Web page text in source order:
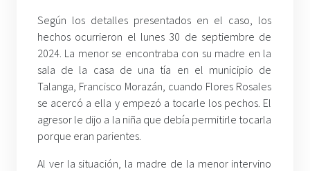
Según los detalles presentados en el caso, los
hechos ocurrieron el lunes 30 de septiembre de
2024. La menor se encontraba con su madre en la
sala de la casa de una tía en el municipio de
Talanga, Francisco Morazán, cuando Flores Rosales
se acercó a ella y empezó a tocarle los pechos. El
agresor le dijo a la niña que debía permitirle tocarla
porque eran parientes.
Al ver la situación, la madre de la menor intervino